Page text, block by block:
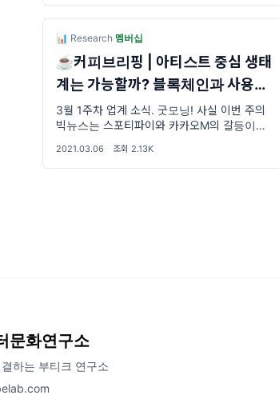
터의 영상이 NFT로 공개되었
📊 Research·멤버십
☕커피브리핑 | 아티스트 중심 생태
계는 가능할까? 블록체인과 사용자
중심 정산방식
3월 1주차 업계 소식. 굿모닝! 사실 이번 주의
빅뉴스는 스포티파이와 카카오M의 갈등이었
장이 될 수 있는 것 같아. 뮤직인더스트리 단톡
방에서도 이에 대한
2021.03.06 · 조회 2.13K
문화연구소
하는 부티크 연구소